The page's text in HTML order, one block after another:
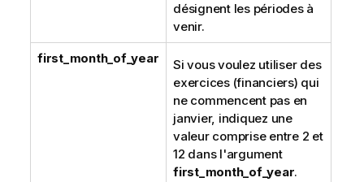
désignent les périodes à
venir.
first_month_of_year
Si vous voulez utiliser des
exercices (financiers) qui
ne commencent pas en
janvier, indiquez une
valeur comprise entre 2 et
12 dans l'argument
first_month_of_year.